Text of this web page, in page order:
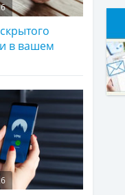
в вашем